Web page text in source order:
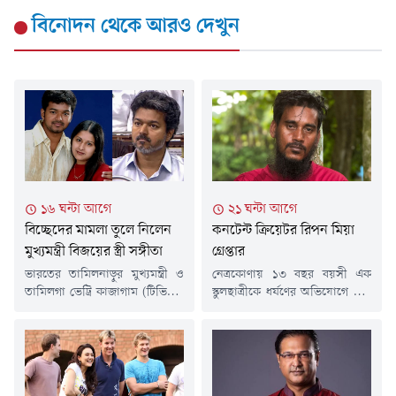
বিনোদনথেকে আরও দেখুন
১৬ ঘন্টা আগে
বিচ্ছেদের মামলা তুলে নিলেন
মুখ্যমন্ত্রী বিজয়ের স্ত্রী সঙ্গীতা
ভারতের তামিলনাড়ুর মুখ্যমন্ত্রী ও
তামিলগা ভেট্রি কাজাগাম (টিভিকে)
বিবাহবিচ্ছেদের আবেদন প্রত্যাহার
করেছেন তাঁর স্ত্রী সঙ্গীতা স্বর্ণালিঙ্গম।
শুক্রবার ভিডিও কনফারেন্সের
মাধ্যমে আদালতের শুনানিতে অংশ
২১ ঘন্টা আগে
কনটেন্ট ক্রিয়েটর রিপন মিয়া
গ্রেপ্তার
নেত্রকোণায় ১৩ বছর বয়সী এক
স্কুলছাত্রীকে ধর্ষণের অভিযোগে করা
ক্রিয়েটর রিপন মিয়াকে গ্রেপ্তার
করেছে র&zwj;্যাব-১৪। গতকাল
বৃহস্পতিবার (৬ আগস্ট) রাতে
ময়মনসিংহের গৌরীপুর এলাকায়